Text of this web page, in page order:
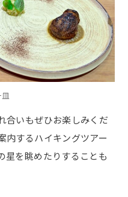
合いもぜひお楽しみくだ
内するハイキングツアー
星を眺めたりすることも